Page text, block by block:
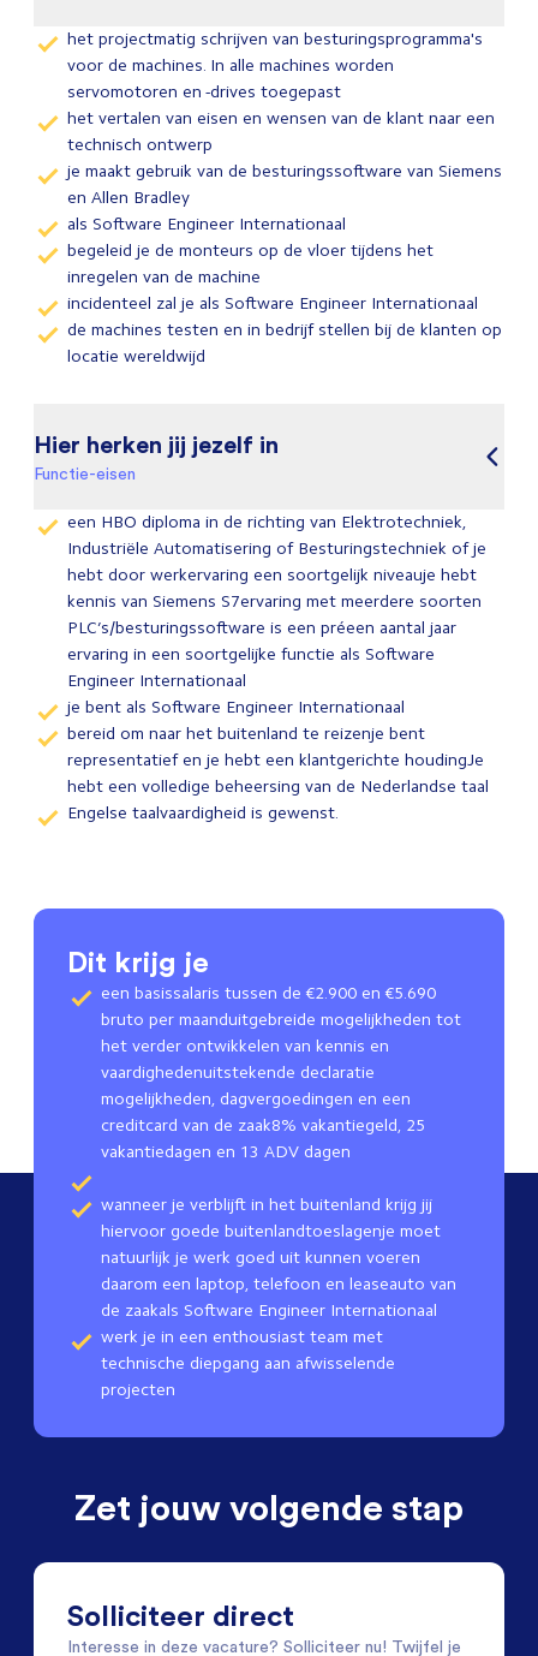
het projectmatig schrijven van besturingsprogramma's
voor de machines. In alle machines worden
servomotoren en -drives toegepast
het vertalen van eisen en wensen van de klant naar een
technisch ontwerp
je maakt gebruik van de besturingssoftware van Siemens
en Allen Bradley
als Software Engineer Internationaal
begeleid je de monteurs op de vloer tijdens het
inregelen van de machine
incidenteel zal je als Software Engineer Internationaal
de machines testen en in bedrijf stellen bij de klanten op
locatie wereldwijd
Hier herken jij jezelf in
Functie-eisen
een HBO diploma in de richting van Elektrotechniek,
Industriële Automatisering of Besturingstechniek of je
hebt door werkervaring een soortgelijk niveauje hebt
kennis van Siemens S7ervaring met meerdere soorten
PLC’s/besturingssoftware is een préeen aantal jaar
ervaring in een soortgelijke functie als Software
Engineer Internationaal
je bent als Software Engineer Internationaal
bereid om naar het buitenland te reizenje bent
representatief en je hebt een klantgerichte houdingJe
hebt een volledige beheersing van de Nederlandse taal
Engelse taalvaardigheid is gewenst.
Dit krijg je
een basissalaris tussen de €2.900 en €5.690
bruto per maanduitgebreide mogelijkheden tot
het verder ontwikkelen van kennis en
vaardighedenuitstekende declaratie
mogelijkheden, dagvergoedingen en een
creditcard van de zaak8% vakantiegeld, 25
vakantiedagen en 13 ADV dagen
wanneer je verblijft in het buitenland krijg jij
hiervoor goede buitenlandtoeslagenje moet
natuurlijk je werk goed uit kunnen voeren
daarom een laptop, telefoon en leaseauto van
de zaakals Software Engineer Internationaal
werk je in een enthousiast team met
technische diepgang aan afwisselende
projecten
Zet jouw volgende stap
Solliciteer direct
Interesse in deze vacature? Solliciteer nu! Twijfel je